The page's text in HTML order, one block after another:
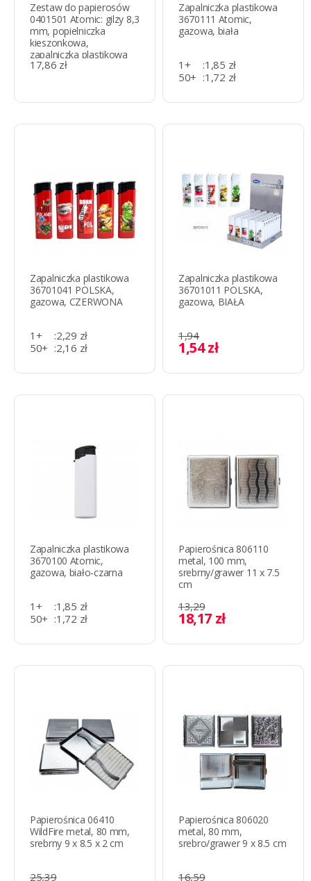
Zestaw do papierosów
0401501 Atomic: gilzy 8,3
mm, popielniczka
kieszonkowa,
zapalniczka plastikowa
17,86 zł
Zapalniczka plastikowa
3670111 Atomic,
gazowa, biała
1+ :1,85 zł
50+ :1,72 zł
Zapalniczka plastikowa
36701041 POLSKA,
gazowa, CZERWONA
1+ :2,29 zł
50+ :2,16 zł
Zapalniczka plastikowa
36701011 POLSKA,
gazowa, BIAŁA
1,94
1,54 zł
Zapalniczka plastikowa
3670100 Atomic,
gazowa, biało-czarna
1+ :1,85 zł
50+ :1,72 zł
Papierośnica 806110
metal, 100 mm,
srebrny/grawer 11 x 7.5
cm
13,29
18,17 zł
Papierośnica 06410
WildFire metal, 80 mm,
srebrny 9 х 8.5 х 2 cm
25,39
Papierośnica 806020
metal, 80 mm,
srebro/grawer 9 x 8.5 cm
16,59